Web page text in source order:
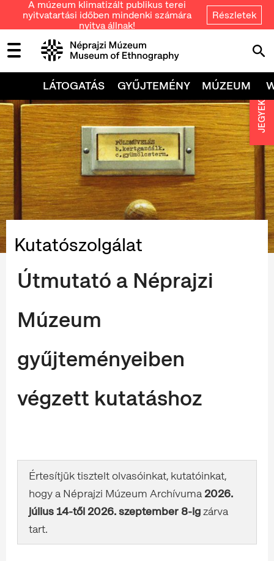
A múzeum klimatizált publikus terei
nyitvatartási időben mindenki számára
nyitva állnak!
Részletek
LÁTOGATÁS GYŰJTEMÉNY MÚZEUM
Kutatószolgálat
Útmutató a Néprajzi
Múzeum
gyűjteményeiben
végzett kutatáshoz
Értesítjük tisztelt olvasóinkat, kutatóinkat,
hogy a Néprajzi Múzeum Archívuma 2026.
július 14-től 2026. szeptember 8-igzárva
tart.
JEGYEK